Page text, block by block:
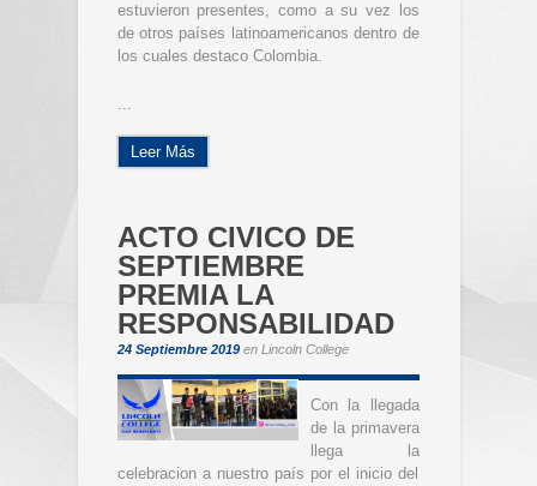
estuvieron presentes, como a su vez los
de otros países latinoamericanos dentro de
los cuales destaco Colombia.
...
Leer Más
ACTO CIVICO DE
SEPTIEMBRE
PREMIA LA
RESPONSABILIDAD
24 Septiembre 2019en Lincoln College
Con la llegada
de la primavera
llega la
celebracion a nuestro país por el inicio del